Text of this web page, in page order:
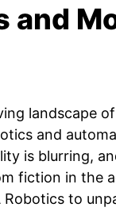
and
landscape
and
is blurring,
fiction in the
Robotics to